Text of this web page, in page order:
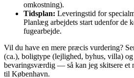
omkostning).
Tidsplan: Leveringstid for
Planlæg arbejdets start udenfor de
fugearbejde.
Vil du have en mere præcis vurdering?
(ca.), boligtype (lejlighed, byhus, villa) og
bevaringsværdig — så kan jeg skitsere et
til København.